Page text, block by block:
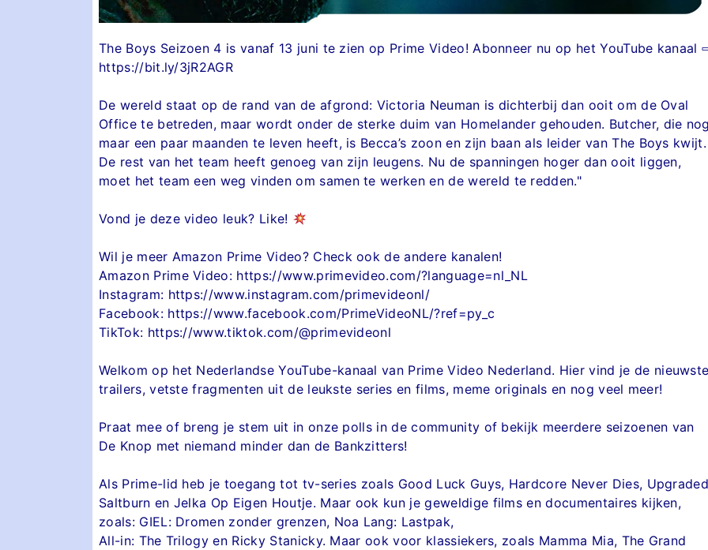
The Boys Seizoen 4 is vanaf 13 juni te zien op Prime Video! Abonneer nu op het YouTube kanaal
https://bit.ly/3jR2AGR
De wereld staat op de rand van de afgrond: Victoria Neuman is dichterbij dan ooit om de Oval
Office te betreden, maar wordt onder de sterke duim van Homelander gehouden. Butcher, die
maar een paar maanden te leven heeft, is Becca’s zoon en zijn baan als leider van The Boys kwijt.
De rest van het team heeft genoeg van zijn leugens. Nu de spanningen hoger dan ooit liggen,
moet het team een weg vinden om samen te werken en de wereld te redden."
Vond je deze video leuk? Like!
Wil je meer Amazon Prime Video? Check ook de andere kanalen!
Amazon Prime Video: https://www.primevideo.com/?language=nl_NL
Instagram: https://www.instagram.com/primevideonl/
Facebook: https://www.facebook.com/PrimeVideoNL/?ref=py_c
TikTok: https://www.tiktok.com/@primevideonl
Welkom op het Nederlandse YouTube-kanaal van Prime Video Nederland. Hier vind je de
trailers, vetste fragmenten uit de leukste series en films, meme originals en nog veel meer!
Praat mee of breng je stem uit in onze polls in de community of bekijk meerdere seizoenen van
De Knop met niemand minder dan de Bankzitters!
Als Prime-lid heb je toegang tot tv-series zoals Good Luck Guys, Hardcore Never Dies,
Saltburn en Jelka Op Eigen Houtje. Maar ook kun je geweldige films en documentaires kijken,
zoals: GIEL: Dromen zonder grenzen, Noa Lang: Lastpak,
All-in: The Trilogy en Ricky Stanicky. Maar ook voor klassiekers, zoals Mamma Mia, The Grand